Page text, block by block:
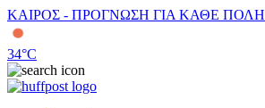
ΚΑΙΡΟΣ - ΠΡΟΓΝΩΣΗ ΓΙΑ ΚΑΘΕ ΠΟΛΗ
34°C